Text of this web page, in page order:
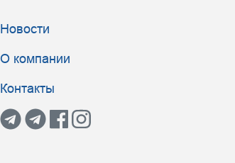
Новости
О компании
Контакты